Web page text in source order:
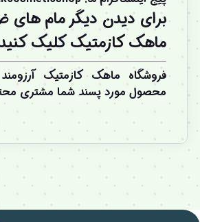
برای دیدن دیگر مام های
ماهک کازمتیککلیک
فروشگاه ماهک کازمتیک
محصول مورد پسند شما مشتری